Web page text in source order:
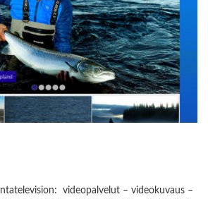
videopalvelut – videokuvaus –